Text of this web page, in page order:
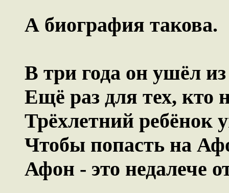
А биография такова.
В три года он ушёл
Ещё раз для тех, кто
Трёхлетний ребёнок
Чтобы попасть на
Афон - это недалече